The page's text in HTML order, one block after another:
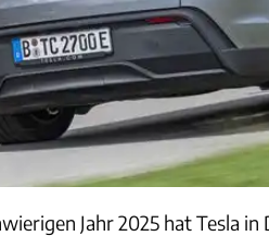
Jahr 2025 hat Tesla in